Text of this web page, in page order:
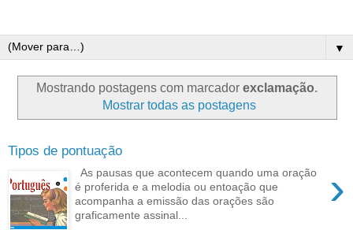
▼
Mostrando postagens com marcador exclamação.
Mostrar todas as postagens
Tipos de pontuação
›
As pausas que acontecem quando uma oração
é proferida e a melodia ou entoação que
acompanha a emissão das orações são
graficamente assinal...